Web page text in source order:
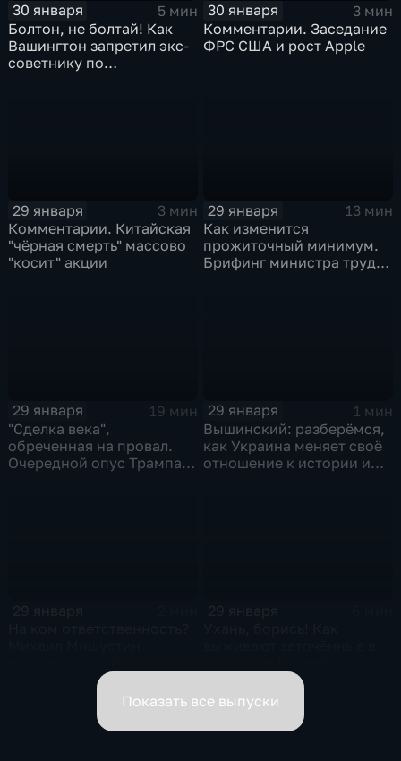
30 января
5 мин
Болтон, не болтай! Как
Вашингтон запретил экс-
советнику по
30 января
3 мин
Комментарии. Заседание
ФРС США и рост Apple
29 января
3 мин
Комментарии. Китайская
"чёрная смерть" массово
"косит" акции
29 января
13 мин
Как изменится
прожиточный минимум.
Брифинг министра труда
29 января
19 мин
"Сделка века",
обреченная на провал.
Очередной опус Трампа.
29 января
1 мин
Вышинский: разберёмся,
как Украина меняет своё
отношение к истории и
вице-премьеров
Показать все выпуски